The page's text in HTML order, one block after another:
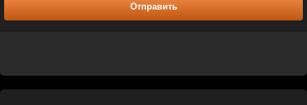
Отправить